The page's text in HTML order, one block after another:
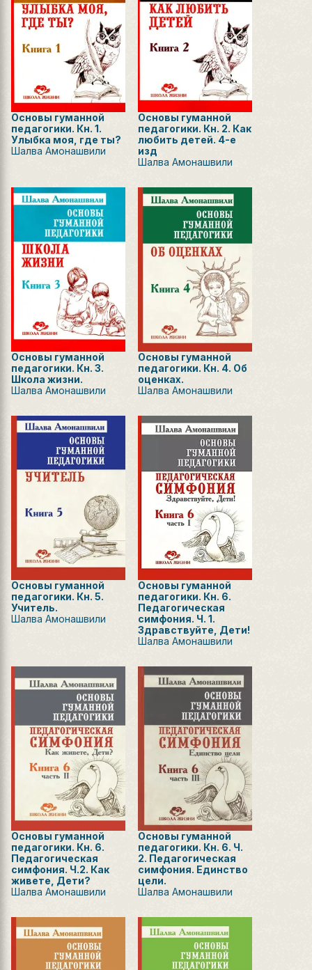
Основы гуманной
педагогики. Кн. 1.
Улыбка моя, где ты?
Шалва Амонашвили
Основы гуманной
педагогики. Кн. 2. Как
любить детей. 4-е
изд
Шалва Амонашвили
Основы гуманной
педагогики. Кн. 3.
Школа жизни.
Шалва Амонашвили
Основы гуманной
педагогики. Кн. 4. Об
оценках.
Шалва Амонашвили
Основы гуманной
педагогики. Кн. 5.
Учитель.
Шалва Амонашвили
Основы гуманной
педагогики. Кн. 6.
Педагогическая
симфония. Ч. 1.
Здравствуйте, Дети!
Шалва Амонашвили
Основы гуманной
педагогики. Кн. 6.
Педагогическая
симфония. Ч.2. Как
живете, Дети?
Шалва Амонашвили
Основы гуманной
педагогики. Кн. 6. Ч.
2. Педагогическая
симфония. Единство
цели.
Шалва Амонашвили